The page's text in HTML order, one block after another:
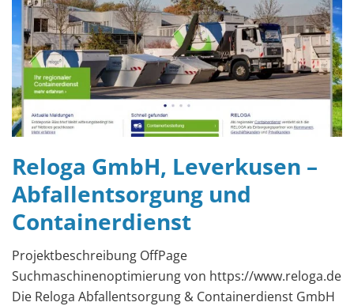
Reloga GmbH, Leverkusen –
Abfallentsorgung und
Containerdienst
Projektbeschreibung OffPage
Suchmaschinenoptimierung von https://www.reloga.de
Die Reloga Abfallentsorgung & Containerdienst GmbH